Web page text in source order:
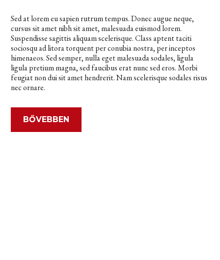
Sed at lorem eu sapien rutrum tempus. Donec augue neque,
cursus sit amet nibh sit amet, malesuada euismod lorem.
Suspendisse sagittis aliquam scelerisque. Class aptent taciti
sociosqu ad litora torquent per conubia nostra, per inceptos
himenaeos. Sed semper, nulla eget malesuada sodales, ligula
ligula pretium magna, sed faucibus erat nunc sed eros. Morbi
feugiat non dui sit amet hendrerit. Nam scelerisque sodales risus
nec ornare.
BŐVEBBEN